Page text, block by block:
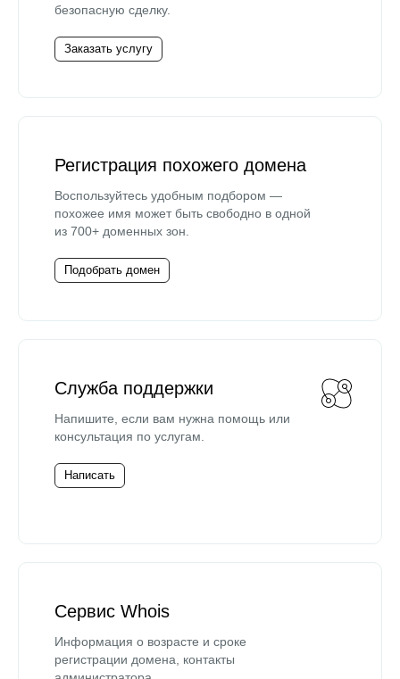
безопасную сделку.
Заказать услугу
Регистрация похожего домена
Воспользуйтесь удобным подбором —
похожее имя может быть свободно в одной
из 700+ доменных зон.
Подобрать домен
Служба поддержки
Напишите, если вам нужна помощь или
консультация по услугам.
Написать
Сервис Whois
Информация о возрасте и сроке
регистрации домена, контакты